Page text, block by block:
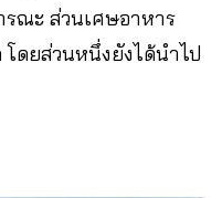
รณะ ส่วนเศษอาหาร
โดยส่วนหนึ่งยังได้นำไป